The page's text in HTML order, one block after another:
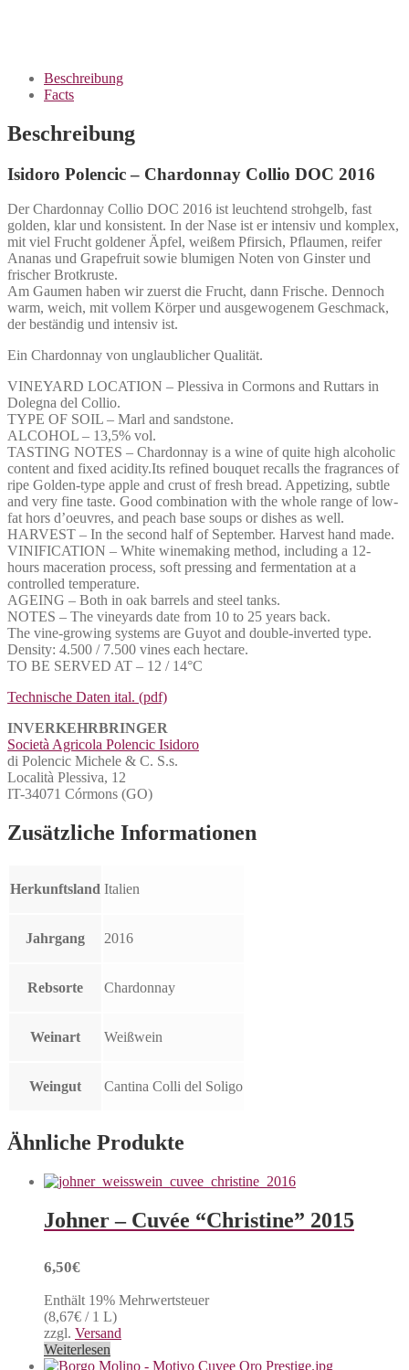
Beschreibung
Facts
Beschreibung
Isidoro Polencic – Chardonnay Collio DOC 2016
Der Chardonnay Collio DOC 2016 ist leuchtend strohgelb, fast
golden, klar und konsistent. In der Nase ist er intensiv und komplex,
mit viel Frucht goldener Äpfel, weißem Pfirsich, Pflaumen, reifer
Ananas und Grapefruit sowie blumigen Noten von Ginster und
frischer Brotkruste.
Am Gaumen haben wir zuerst die Frucht, dann Frische. Dennoch
warm, weich, mit vollem Körper und ausgewogenem Geschmack,
der beständig und intensiv ist.
Ein Chardonnay von unglaublicher Qualität.
VINEYARD LOCATION – Plessiva in Cormons and Ruttars in
Dolegna del Collio.
TYPE OF SOIL – Marl and sandstone.
ALCOHOL – 13,5% vol.
TASTING NOTES – Chardonnay is a wine of quite high alcoholic
content and fixed acidity.Its refined bouquet recalls the fragrances of
ripe Golden-type apple and crust of fresh bread. Appetizing, subtle
and very fine taste. Good combination with the whole range of low-
fat hors d’oeuvres, and peach base soups or dishes as well.
HARVEST – In the second half of September. Harvest hand made.
VINIFICATION – White winemaking method, including a 12-
hours maceration process, soft pressing and fermentation at a
controlled temperature.
AGEING – Both in oak barrels and steel tanks.
NOTES – The vineyards date from 10 to 25 years back.
The vine-growing systems are Guyot and double-inverted type.
Density: 4.500 / 7.500 vines each hectare.
TO BE SERVED AT – 12 / 14°C
Technische Daten ital. (pdf)
INVERKEHRBRINGER
Società Agricola Polencic Isidoro
di Polencic Michele & C. S.s.
Località Plessiva, 12
IT-34071 Córmons (GO)
Zusätzliche Informationen
Herkunftsland Italien
Jahrgang 2016
Rebsorte Chardonnay
Weinart Weißwein
Weingut Cantina Colli del Soligo
Ähnliche Produkte
Johner – Cuvée “Christine” 2015
6,50€
Enthält 19% Mehrwertsteuer
(8,67€ / 1 L)
zzgl. Versand
Weiterlesen